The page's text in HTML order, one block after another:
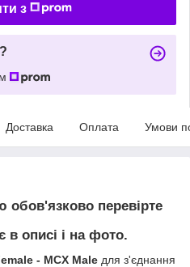
з
Доставка Оплата Умови
перевірте
в описі і на фото.
- MCX Male для з'єднання